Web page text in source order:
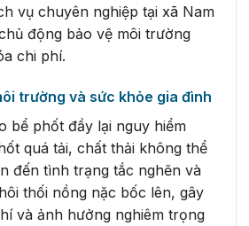
vụ chuyên nghiệp tại xã Nam
động bảo vệ môi trường
chi phí.
trường và sức khỏe gia đình
bể phốt đầy lại nguy hiểm
quá tải, chất thải không thể
đến tình trạng tắc nghẽn và
thối nồng nặc bốc lên, gây
và ảnh hưởng nghiêm trọng